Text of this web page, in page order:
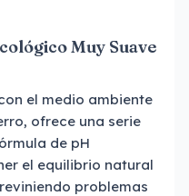
Muy Suave
el medio ambiente
ofrece una serie
de pH
el equilibrio natural
problemas